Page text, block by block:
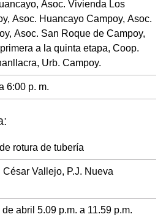
Asoc. Vivienda Los
Asoc. Huancayo Campoy, Asoc.
Asoc. San Roque de Campoy,
a la quinta etapa, Coop.
Urb. Campoy.
6:00 p. m.
rotura de tubería
César Vallejo, P.J. Nueva
abril 5.09 p.m. a 11.59 p.m.